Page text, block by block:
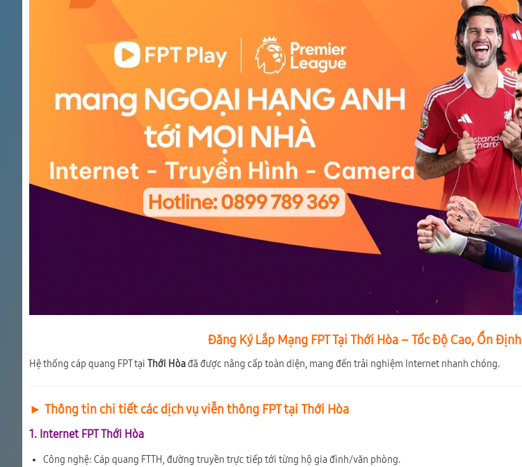
Đăng Ký Lắp Mạng FPT Tại Thới Hòa – Tốc Độ Cao, Ổn Định
Hệ thống cáp quang FPT tại Thới Hòađã được nâng cấp toàn diện, mang đến trải nghiệm Internet nhanh chóng.
► Thông tin chi tiết các dịch vụ viễn thông FPT tại Thới Hòa
1. Internet FPT Thới Hòa
Công nghệ: Cáp quang FTTH, đường truyền trực tiếp tới từng hộ gia đình/văn phòng.